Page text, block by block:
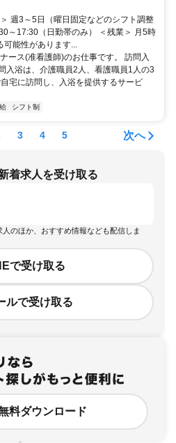
週3～5日（曜日固定などのシフト調整
～17:30（日勤帯のみ） ＜残業＞ 月5時
能性があります...
ース(准看護師)のお仕事です。 訪問入
入浴は、介護職員2人、看護職員1人の3
宅に訪問し、入浴を提供するサービ
シフト制
3 4 5 次へ
着求人を受け取る
人のほか、おすすめ情報なども配信しま
で受け取る
ルで受け取る
料ダウンロード